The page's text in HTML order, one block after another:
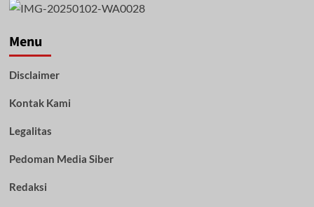
Menu
Disclaimer
Kontak Kami
Legalitas
Pedoman Media Siber
Redaksi